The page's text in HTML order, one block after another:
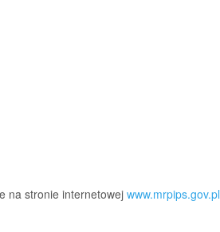
na stronie internetowej www.mrpips.gov.pl